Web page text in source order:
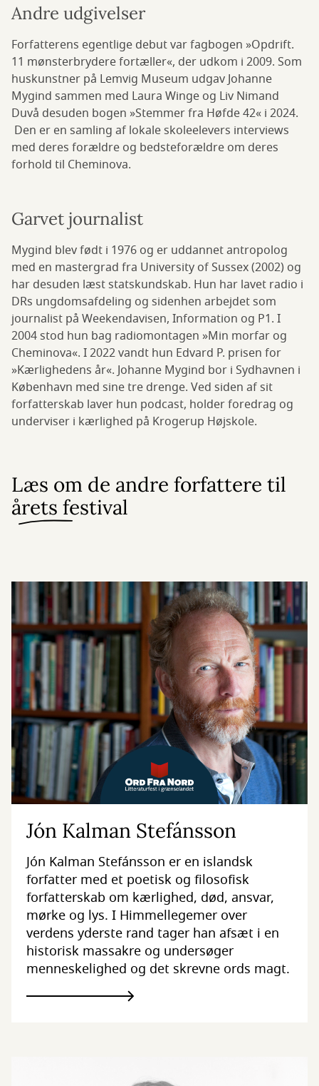
Andre udgivelser
Forfatterens egentlige debut var fagbogen »Opdrift.
11 mønsterbrydere fortæller«, der udkom i 2009. Som
huskunstner på Lemvig Museum udgav Johanne
Mygind sammen med Laura Winge og Liv Nimand
Duvå desuden bogen »Stemmer fra Høfde 42« i 2024.
Den er en samling af lokale skoleelevers interviews
med deres forældre og bedsteforældre om deres
forhold til Cheminova.
Garvet journalist
Mygind blev født i 1976 og er uddannet antropolog
med en mastergrad fra University of Sussex (2002) og
har desuden læst statskundskab. Hun har lavet radio i
DRs ungdomsafdeling og sidenhen arbejdet som
journalist på Weekendavisen, Information og P1. I
2004 stod hun bag radiomontagen »Min morfar og
Cheminova«. I 2022 vandt hun Edvard P. prisen for
»Kærlighedens år«. Johanne Mygind bor i Sydhavnen i
København med sine tre drenge. Ved siden af sit
forfatterskab laver hun podcast, holder foredrag og
underviser i kærlighed på Krogerup Højskole.
Læs om de andre forfattere til
årets festival
Jón Kalman Stefánsson
Jón Kalman Stefánsson er en islandsk
forfatter med et poetisk og filosofisk
forfatterskab om kærlighed, død, ansvar,
mørke og lys. I Himmellegemer over
verdens yderste rand tager han afsæt i en
historisk massakre og undersøger
menneskelighed og det skrevne ords magt.